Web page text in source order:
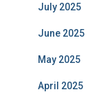
July 2025
June 2025
May 2025
April 2025